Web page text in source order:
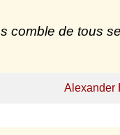
comble de tous
Alexander